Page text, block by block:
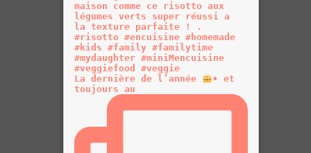
La dernière de l’année
• et
toujours au